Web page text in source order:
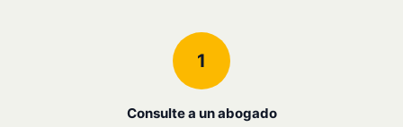
1
Consulte a un abogado